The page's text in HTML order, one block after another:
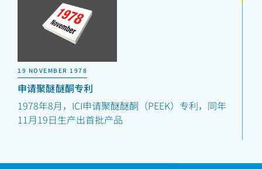
19 NOVEMBER 1978
申请聚醚醚酮专利
1978年8月，ICI申请聚醚醚酮（PEEK）专利，同年
11月19日生产出首批产品